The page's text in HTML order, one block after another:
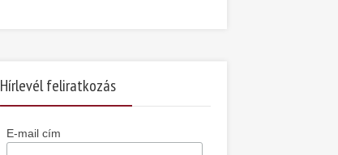
Hírlevél feliratkozás
E-mail cím